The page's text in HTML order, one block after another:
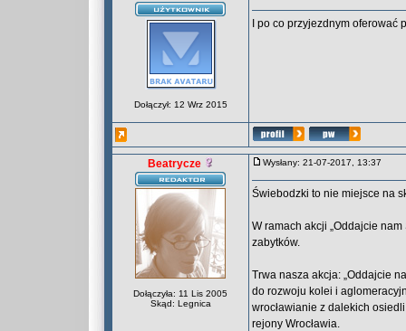
Dołączył: 12 Wrz 2015
I po co przyjezdnym oferować
Beatrycze
Dołączyła: 11 Lis 2005
Skąd: Legnica
Wysłany: 21-07-2017, 13:37
Świebodzki to nie miejsce na
W ramach akcji „Oddajcie
zabytków.
Trwa nasza akcja: „Oddajcie
do rozwoju kolei i
wrocławianie z dalekich
rejony Wrocławia.